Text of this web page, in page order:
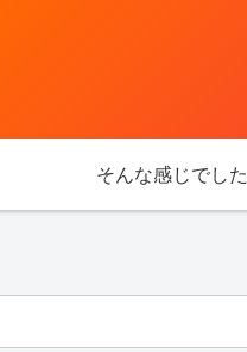
そんな感じでした